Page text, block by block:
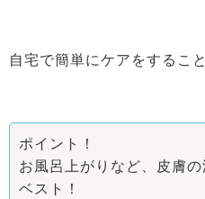
自宅で簡単にケアをするこ
ポイント！
お風呂上がりなど、皮膚
ベスト！